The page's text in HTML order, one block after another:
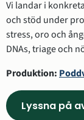
Vi landar i
och stöd under
stress, oro och
DNAs, triage och
Produktion:
Lyssna på